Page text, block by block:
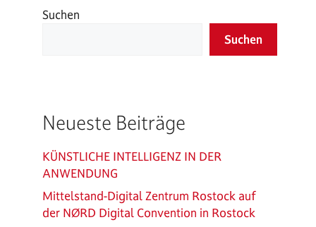
Suchen
Suchen
Neueste Beiträge
KÜNSTLICHE INTELLIGENZ IN DER
ANWENDUNG
Mittelstand-Digital Zentrum Rostock auf
der NØRD Digital Convention in Rostock